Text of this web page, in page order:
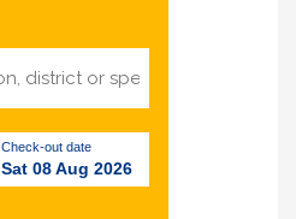
Check-out date
Sat 08 Aug 2026